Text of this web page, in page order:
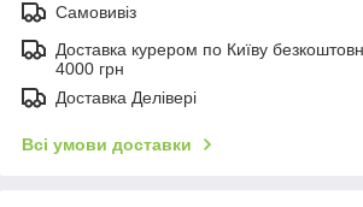
Самовивіз
Доставка курером по Київу
4000 грн
Доставка Делівері
Всі умови доставки